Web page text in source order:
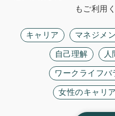
もご利用
キャリア マネジメ
自己理解 人
ワークライフバ
女性のキャリア